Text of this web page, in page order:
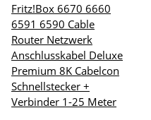
Fritz!Box 6670 6660
6591 6590 Cable
Router Netzwerk
Anschlusskabel Deluxe
Premium 8K Cabelcon
Schnellstecker +
Verbinder 1-25 Meter